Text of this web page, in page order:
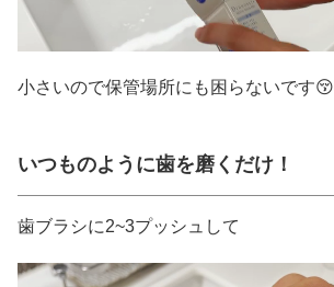
小さいので保管場所にも困らないです😚
いつものように歯を磨くだけ！
歯ブラシに2~3プッシュして